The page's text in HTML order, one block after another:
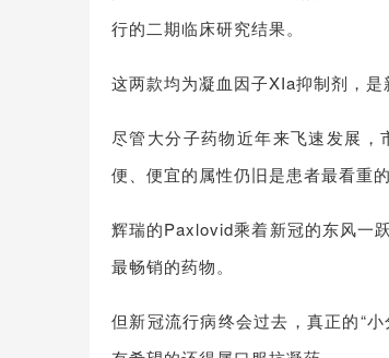
行的二期临床研究结果。
这两款均为凝血因子XIa抑制剂，是
尽管大分子药物近年来飞速发展
便、便宜的属性仍旧是患者最看重
辉瑞的Paxlovid乘着新冠的东风一
最畅销的药物。
但新冠流行病终会过去，真正的“